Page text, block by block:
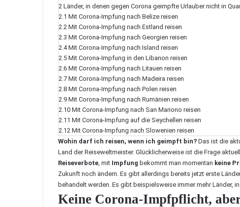
2 Länder, in denen gegen Corona geimpfte Urlauber nicht in
2.1 Mit Corona-Impfung nach Belize reisen
2.2 Mit Corona-Impfung nach Estland reisen
2.3 Mit Corona-Impfung nach Georgien reisen
2.4 Mit Corona-Impfung nach Island reisen
2.5 Mit Corona-Impfung in den Libanon reisen
2.6 Mit Corona-Impfung nach Litauen reisen
2.7 Mit Corona-Impfung nach Madeira reisen
2.8 Mit Corona-Impfung nach Polen reisen
2.9 Mit Corona-Impfung nach Rumänien reisen
2.10 Mit Corona-Impfung nach San Mariono reisen
2.11 Mit Corona-Impfung auf die Seychellen reisen
2.12 Mit Corona-Impfung nach Slowenien reisen
Wohin darf ich reisen, wenn ich geimpft bin? Das ist die
Land der Reiseweltmeister. Glücklicherweise ist die Frage
Reiseverbote, mit Impfung bekommt man momentan keine
Zukunft noch ändern. Es gibt allerdings bereits jetzt erste
behandelt werden. Es gibt beispielsweise immer mehr Länder,
Keine Corona-Impfpflicht,